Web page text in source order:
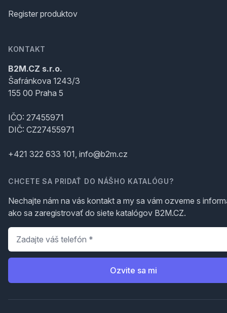
Register produktov
KONTAKT
B2M.CZ s.r.o.
Šafránkova 1243/3
155 00 Praha 5
IČO: 27455971
DIČ: CZ27455971
+421 322 633 101, info@b2m.cz
CHCETE SA PRIDAŤ DO NÁŠHO KATALÓGU?
Nechajte nám na vás kontakt a my sa vám ozveme s
ako sa zaregistrovať do siete katalógov B2M.CZ.
Telefón
Ozvite sa mi